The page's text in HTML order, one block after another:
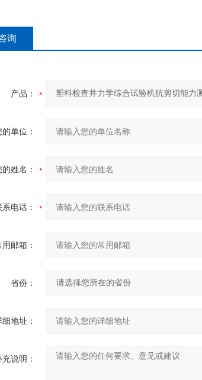
询
产品：
的单位：
的姓名：
系电话：
用邮箱：
省份：
细地址：
充说明：